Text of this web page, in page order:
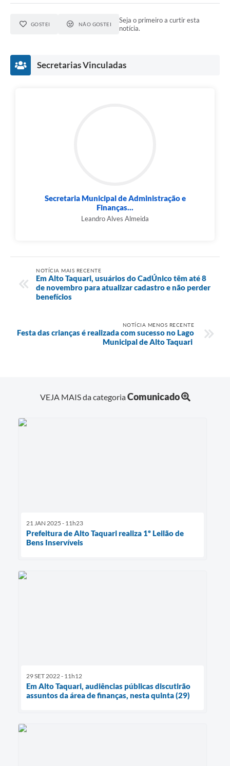
GOSTEI NÃO GOSTEI
Seja o primeiro a curtir esta
notícia.
Secretarias Vinculadas
Secretaria Municipal de Administração e
Finanças...
Leandro Alves Almeida
NOTÍCIA MAIS RECENTE
Em Alto Taquari, usuários do CadÚnico têm até 8
de novembro para atualizar cadastro e não perder
benefícios
NOTÍCIA MENOS RECENTE
Festa das crianças é realizada com sucesso no Lago
Municipal de Alto Taquari
VEJA MAIS da categoriaComunicado
21 JAN 2025 - 11h23
Prefeitura de Alto Taquari realiza 1º Leilão de
Bens Inservíveis
29 SET 2022 - 11h12
Em Alto Taquari, audiências públicas discutirão
assuntos da área de finanças, nesta quinta (29)